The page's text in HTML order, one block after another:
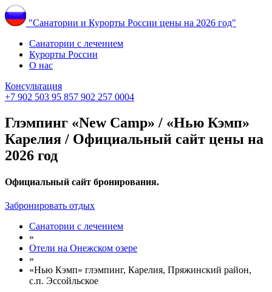
"Санатории и Курорты России цены на 2026 год"
Санатории с лечением
Курорты России
О нас
Консультация
+7 902 503 95 857 902 257 0004
Глэмпинг «New Camp» / «Нью Кэмп»
Карелия / Официальный сайт цены на
2026 год
Официальный сайт бронирования.
Забронировать отдых
Санатории с лечением
»
Отели на Онежском озере
»
«Нью Кэмп» глэмпинг, Карелия, Пряжинский район,
с.п. Эссойльское